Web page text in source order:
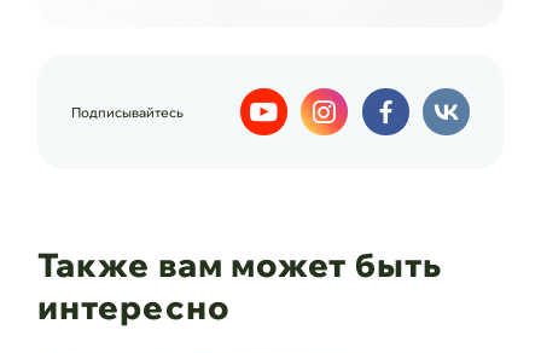
Подписывайтесь
Также вам может быть
интересно